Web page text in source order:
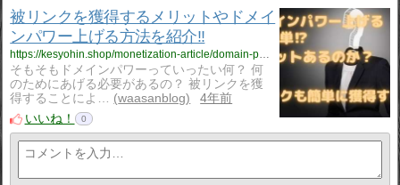
被リンクを獲得するメリットやドメイ
ンパワー上げる方法を紹介‼
そもそもドメインパワーっていったい何？ 何
のためにあげる必要があるの？ 被リンクを獲
得することによ…
waasanblog
4年前
いいね！
0